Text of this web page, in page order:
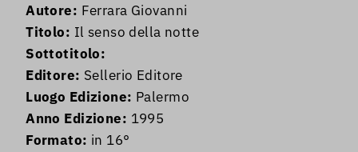
Autore: Ferrara Giovanni
Titolo: Il senso della notte
Sottotitolo:
Editore: Sellerio Editore
Luogo Edizione: Palermo
Anno Edizione: 1995
Formato: in 16°